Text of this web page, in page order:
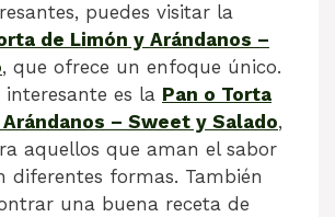
puedes visitar la
de Limón y Arándanos –
, que ofrece un enfoque único.
es la Pan o Torta
– Sweet y Salado,
aquellos que aman el sabor
diferentes formas. También
una buena receta de